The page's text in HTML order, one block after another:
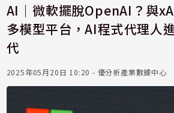
AI｜微軟擺脫OpenAI？與
多模型平台，AI程式代理人
代
2025年05月20日 10:20 - 優分析產業數據中心